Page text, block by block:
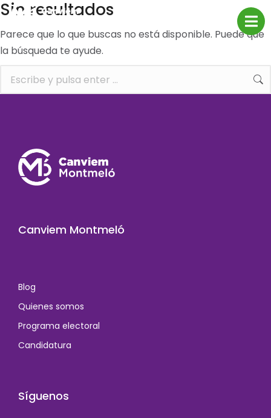
Sin resultados
Parece que lo que buscas no está disponible. Puede que
la búsqueda te ayude.
Canviem Montmeló
Blog
Quienes somos
Programa electoral
Candidatura
Síguenos